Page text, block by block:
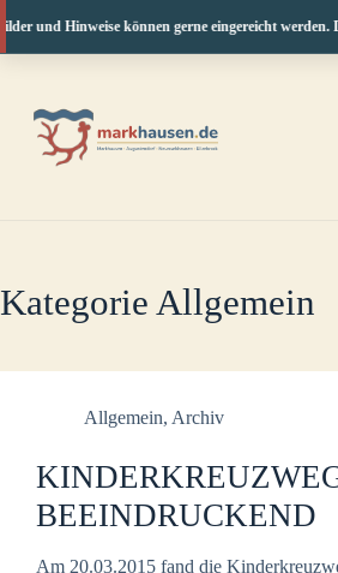
und Hinweise können gerne eingereicht werden.
springen
Kategorie Allgemein
Allgemein, Archiv
BEEINDRUCKEND
Am 20.03.2015 fand die